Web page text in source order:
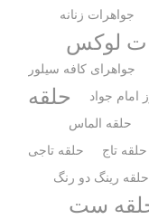
جواهرات زنانه
لوکس
جواهرای کافه سیلور
امام جواد حلقه
حلقه الماس
حلقه تاج حلقه تاجی
حلقه رینگ دو رنگ
ست